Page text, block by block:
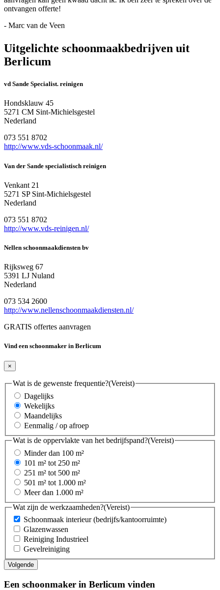
ontvangen offerte!
- Marc van de Veen
Uitgelichte schoonmaakbedrijven uit
Berlicum
vd Sande Specialist. reinigen
Hondsklauw 45
5271 CM Sint-Michielsgestel
Nederland
073 551 8702
http://www.vds-schoonmaak.nl/
Van der Sande specialistisch reinigen
Venkant 21
5271 SP Sint-Michielsgestel
Nederland
073 551 8702
http://www.vds-reinigen.nl/
Nellen schoonmaakdiensten bv
Rijksweg 67
5391 LJ Nuland
Nederland
073 534 2600
http://www.nellenschoonmaakdiensten.nl/
GRATIS offertes aanvragen
Vind een schoonmaker in Berlicum
×
Wat is de gewenste frequentie?(Vereist)
Dagelijks
Wekelijks
Maandelijks
Eenmalig / op afroep
Wat is de oppervlakte van het bedrijfspand?(Vereist)
Minder dan 100 m²
101 m² tot 250 m²
251 m² tot 500 m²
501 m² tot 1.000 m²
Meer dan 1.000 m²
Wat zijn de werkzaamheden?(Vereist)
Schoonmaak interieur (bedrijfs/kantoorruimte)
Glazenwassen
Reiniging Industrieel
Gevelreiniging
Een schoonmaker in Berlicum vinden